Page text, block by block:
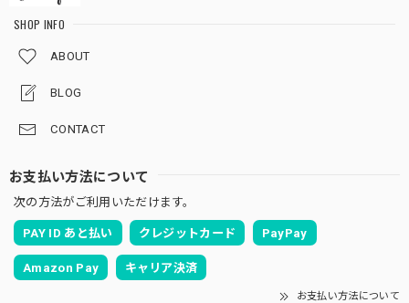
SHOP INFO
ABOUT
BLOG
CONTACT
お支払い方法について
次の方法がご利用いただけます。
PAY ID あと払い クレジットカード PayPay
Amazon Pay キャリア決済
お支払い方法について